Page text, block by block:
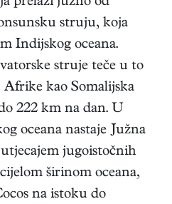
struju, koja
Indijskog oceana.
struje teče u to
kao Somalijska
222 km na dan. U
oceana nastaje Južna
jugoistočnih
širinom oceana,
na istoku do